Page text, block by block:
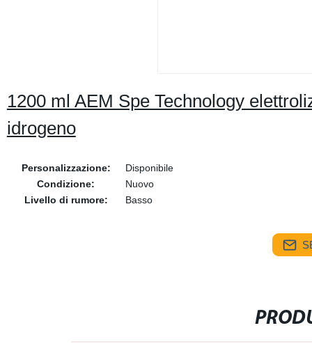
1200 ml AEM Spe Technology
idrogeno
Personalizzazione:
Disponibile
Condizione:
Nuovo
Livello di rumore:
Basso